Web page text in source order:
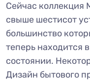
Сейчас коллекция
свыше шестисот
большинство
теперь находится
состоянии.
Дизайн бытового